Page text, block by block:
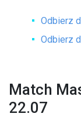
Odbierz
Odbierz
Match
22.07